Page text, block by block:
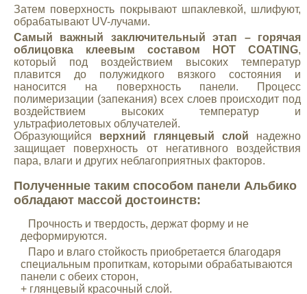
Затем поверхность покрывают шпаклевкой, шлифуют,
обрабатывают UV-лучами.
Самый важный заключительный этап – горячая
облицовка клеевым составом HOT COATING,
который под воздействием высоких температур
плавится до полужидкого вязкого состояния и
наносится на поверхность панели. Процесс
полимеризации (запекания) всех слоев происходит под
воздействием высоких температур и
ультрафиолетовых облучателей.
Образующийся верхний глянцевый слой надежно
защищает поверхность от негативного воздействия
пара, влаги и других неблагоприятных факторов.
Полученные таким способом панели Альбико
обладают массой достоинств:
Прочность и твердость, держат форму и не
деформируются.
Паро и влаго стойкость приобретается благодаря
специальным пропиткам, которыми обрабатываются
панели с обеих сторон,
+ глянцевый красочный слой.